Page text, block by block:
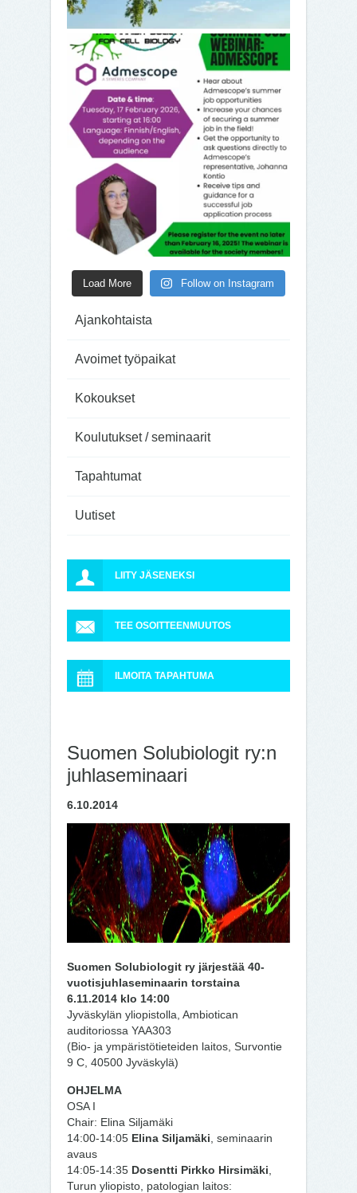
Load More Follow on Instagram
Ajankohtaista
Avoimet työpaikat
Kokoukset
Koulutukset / seminaarit
Tapahtumat
Uutiset
LIITY JÄSENEKSI
TEE OSOITTEENMUUTOS
ILMOITA TAPAHTUMA
Suomen Solubiologit ry:n
juhlaseminaari
6.10.2014
Suomen Solubiologit ry järjestää 40-
vuotisjuhlaseminaarin torstaina
6.11.2014 klo 14:00
Jyväskylän yliopistolla, Ambiotican
auditoriossa YAA303
(Bio- ja ympäristötieteiden laitos, Survontie
9 C, 40500 Jyväskylä)
OHJELMA
OSA I
Chair: Elina Siljamäki
14:00-14:05 Elina Siljamäki , seminaarin
avaus
14:05-14:35 Dosentti Pirkko Hirsimäki
Turun yliopisto, patologian laitos: